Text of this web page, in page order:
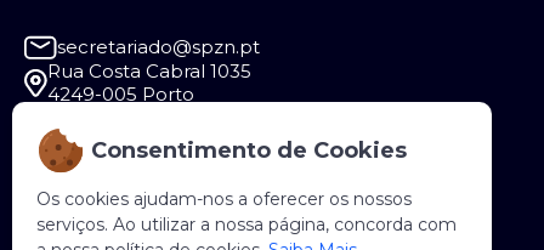
Consentimento de Cookies
Os cookies ajudam-nos a oferecer os nossos
serviços. Ao utilizar a nossa página, concorda com
secretariado@spzn.pt
Rua Costa Cabral 1035
4249-005 Porto
Segunda a Sexta - 9:30 às 12:30 e das 14:00 às
18:00